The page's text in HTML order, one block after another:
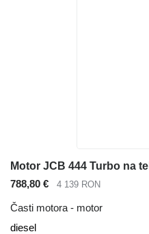
788,80 € 4 139 RON
Časti motora - motor
diesel